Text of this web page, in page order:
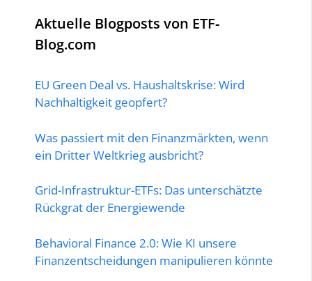
Aktuelle Blogposts von ETF-
Blog.com
EU Green Deal vs. Haushaltskrise: Wird
Nachhaltigkeit geopfert?
Was passiert mit den Finanzmärkten, wenn
ein Dritter Weltkrieg ausbricht?
Grid-Infrastruktur-ETFs: Das unterschätzte
Rückgrat der Energiewende
Behavioral Finance 2.0: Wie KI unsere
Finanzentscheidungen manipulieren könnte